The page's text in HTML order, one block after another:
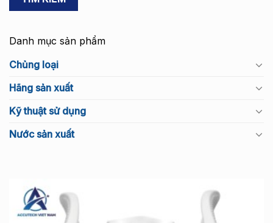
Danh mục sản phẩm
Chủng loại
Hãng sản xuất
Kỹ thuật sử dụng
Nước sản xuất